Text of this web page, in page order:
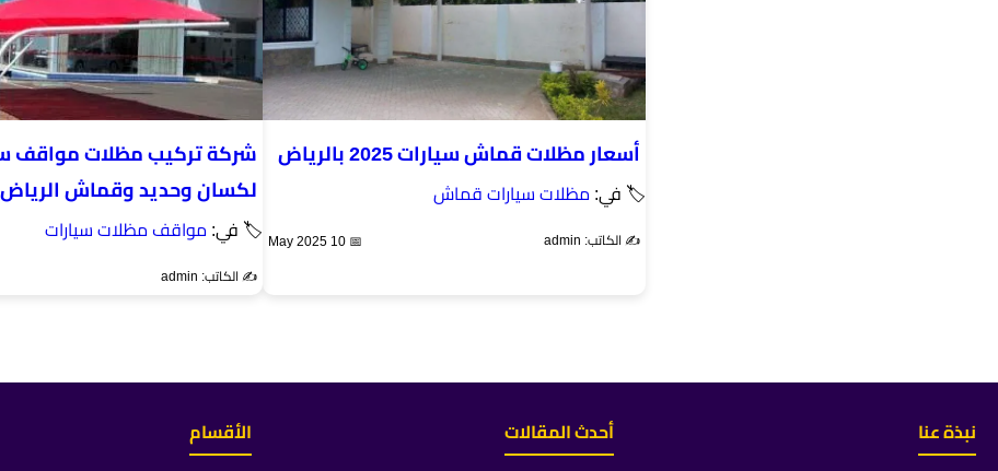
أسعار مظلات قماش سيارات 2025 بالرياض
🏷 في: مظلات سيارات قماش
✍️ الكاتب: admin 📅 10 May 2025
شركة تركيب مظلات مواقف
لكسان وحديد وقماش الرياض
🏷 في: مواقف مظلات سيارات
✍️ الكاتب: admin
نبذة عنا أحدث المقالات الأقسام